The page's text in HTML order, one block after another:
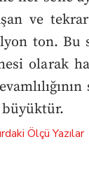
ve
ton.
olarak
büyüktür.
Ölçü Yazılar